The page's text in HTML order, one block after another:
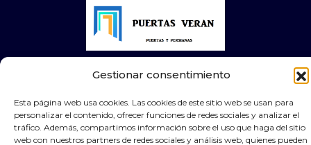
Gestionar consentimiento
Esta página web usa cookies. Las cookies de este sitio web se usan para
personalizar el contenido, ofrecer funciones de redes sociales y analizar el
tráfico. Además, compartimos información sobre el uso que haga del sitio
web con nuestros partners de redes sociales y análisis web, quienes pueden
© 2025 Puertas Automáticas Zaragoza | Todos los